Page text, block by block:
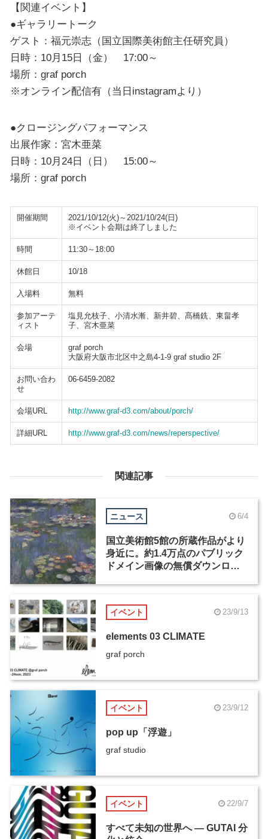
【関連イベント】
●ギャラリートーク
ゲスト：福元崇志（国立国際美術館主任研究員）
日時：10月15日（金） 17:00～
場所：graf porch
※オンライン配信有（当日instagramより）
●クロージングパフォーマンス
出展作家：宮木亜菜
日時：10月24日（日） 15:00～
場所：graf porch
開催期間
2021/10/12(火)～2021/10/24(日)
※イベント会期は終了しました
時間 11:30～18:00
休館日 10/18
入場料 無料
参加アーテ
ィスト
塩見允枝子、小清水漸、新井碧、髙橋銑、東畠孝
子、宮木亜菜
会場
graf porch
大阪府大阪市北区中之島4-1-9 graf studio 2F
お問い合わ
せ
06-6459-2082
会場URL http://www.graf-d3.com/about/porch/
詳細URL http://www.graf-d3.com/news/reperspective/
関連記事
ニュース 6/4
国立美術館5館の所蔵作品がより
身近に。約1.4万点のパブリック
ドメイン画像の無償ダウンロー
イベント 23/9/13
elements 03 CLIMATE
graf porch
イベント 23/9/12
pop up「浮遊」
graf studio
イベント 22/9/7
すべて未知の世界へ ― GUTAI 分